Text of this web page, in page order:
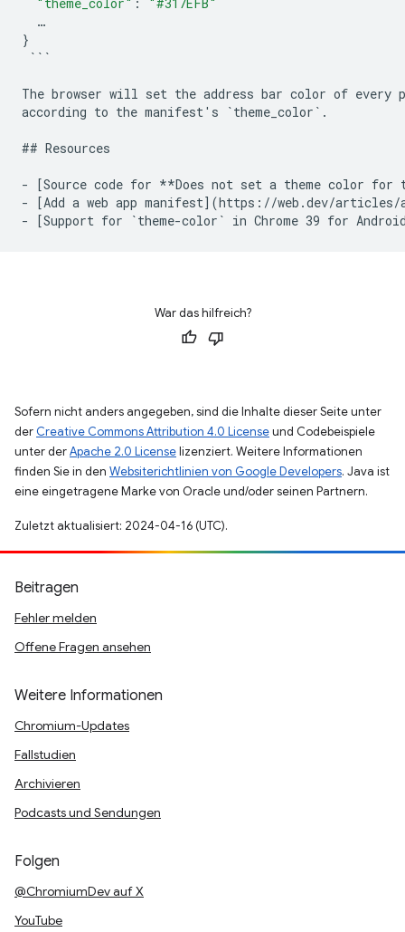
…
}
` ``
The browser will set the address bar color of every
according to the manifest's `theme_color `.
## Resources
- [Source code for **Does not set a theme color for
- [Add a web app manifest](https://web.dev/articles/
- [Support for `theme-color ` in Chrome 39 for
War das hilfreich?
Sofern nicht anders angegeben, sind die Inhalte dieser Seite unter
der Creative Commons Attribution 4.0 Licenseund Codebeispiele
unter derApache 2.0 Licenselizenziert. Weitere Informationen
finden Sie in den Websiterichtlinien von Google Developers. Java ist
eine eingetragene Marke von Oracle und/oder seinen Partnern.
Zuletzt aktualisiert: 2024-04-16 (UTC).
Beitragen
Fehler melden
Offene Fragen ansehen
Weitere Informationen
Chromium-Updates
Fallstudien
Archivieren
Podcasts und Sendungen
Folgen
@ChromiumDev auf X
YouTube